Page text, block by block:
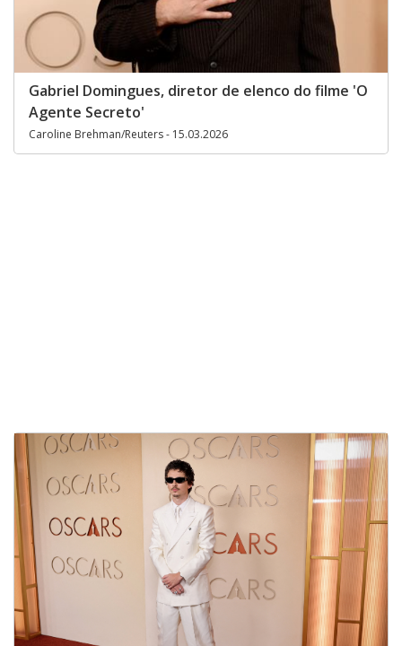
Gabriel Domingues, diretor de elenco do filme 'O
Agente Secreto'
Caroline Brehman/Reuters - 15.03.2026